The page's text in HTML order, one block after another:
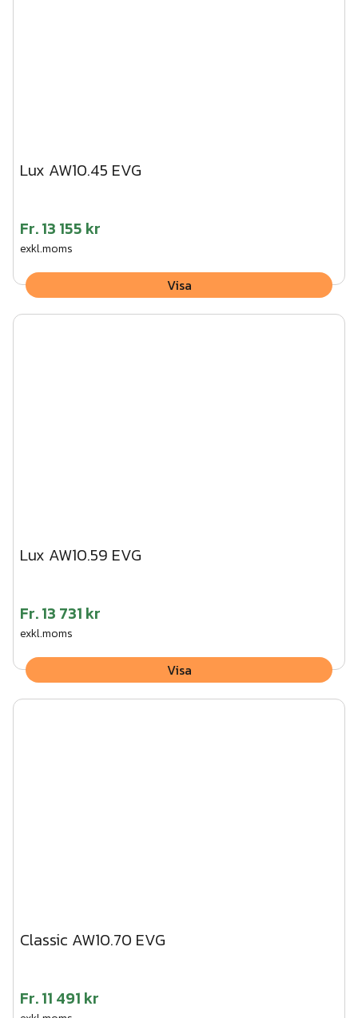
Lux AW10.45 EVG
Fr.13 155 kr
exkl.moms
Visa
Lux AW10.59 EVG
Fr.13 731 kr
exkl.moms
Visa
Classic AW10.70 EVG
Fr.11 491 kr